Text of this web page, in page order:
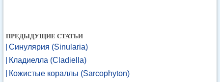
ПРЕДЫДУЩИЕ СТАТЬИ
Синулярия (Sinularia)
Кладиелла (Cladiella)
Кожистые кораллы (Sarcophyton)